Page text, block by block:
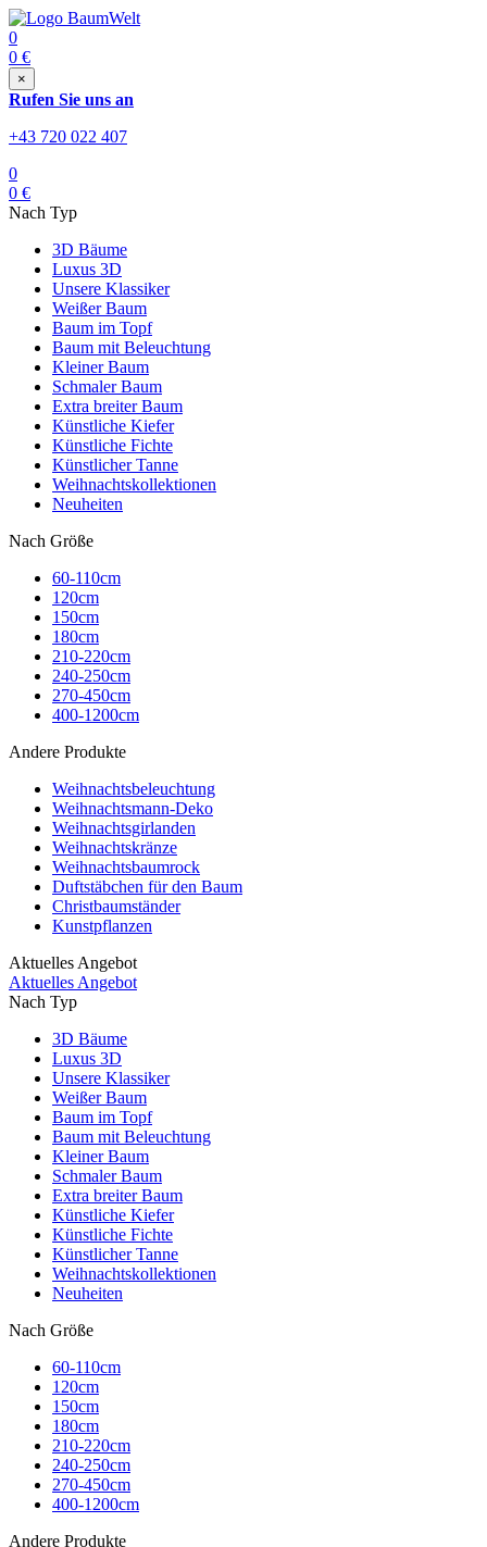
0
0 €
×
Rufen Sie uns an
+43 720 022 407
0
0 €
Nach Typ
3D Bäume
Luxus 3D
Unsere Klassiker
Weißer Baum
Baum im Topf
Baum mit Beleuchtung
Kleiner Baum
Schmaler Baum
Extra breiter Baum
Künstliche Kiefer
Künstliche Fichte
Künstlicher Tanne
Weihnachtskollektionen
Neuheiten
Nach Größe
60-110cm
120cm
150cm
180cm
210-220cm
240-250cm
270-450cm
400-1200cm
Andere Produkte
Weihnachtsbeleuchtung
Weihnachtsmann-Deko
Weihnachtsgirlanden
Weihnachtskränze
Weihnachtsbaumrock
Duftstäbchen für den Baum
Christbaumständer
Kunstpflanzen
Aktuelles Angebot
Aktuelles Angebot
Nach Typ
3D Bäume
Luxus 3D
Unsere Klassiker
Weißer Baum
Baum im Topf
Baum mit Beleuchtung
Kleiner Baum
Schmaler Baum
Extra breiter Baum
Künstliche Kiefer
Künstliche Fichte
Künstlicher Tanne
Weihnachtskollektionen
Neuheiten
Nach Größe
60-110cm
120cm
150cm
180cm
210-220cm
240-250cm
270-450cm
400-1200cm
Andere Produkte